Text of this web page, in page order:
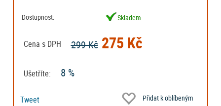
Dostupnost: Skladem
Cena s DPH 299 Kč275 Kč
Ušetříte: 8 %
Tweet Přidat k oblíbeným